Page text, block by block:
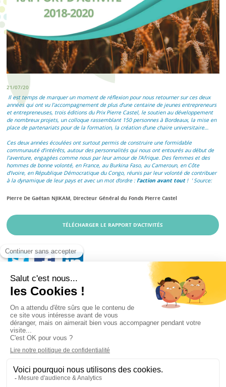
21/07/20
Il est temps de marquer un moment de réflexion pour nous retourner sur ces deux
années qui ont vu l’accompagnement de plus d’une centaine de jeunes entrepreneurs
et entrepreneuses, trois éditions du Prix Pierre Castel, le soutien au développement
de nombreux projets, un colloque rassemblant 150 personnes à Bordeaux, la mise en
place de partenariats pour de la formation, la création d’une chaire universitaire…
Ces deux années écoulées ont surtout permis de construire une formidable
communauté d’intérêts, autour des personnalités qui nous ont entourés au début de
l’aventure, engagées comme nous par leur amour de l’Afrique. Des femmes et des
hommes de bonne volonté, en France, au Burkina Faso, au Cameroun, en Côte
d’Ivoire, en République Démocratique du Congo, réunis par leur volonté de contribuer
à la dynamique de leur pays et avec un mot d’ordre :l’action avant tout!
Pierre De Gaétan NJIKAM, Directeur Général du Fonds Pierre Castel
TÉLÉCHARGER LE RAPPORT D'ACTIVITÉS
« L’entrepreneuriat contre la pauvreté »
Retour